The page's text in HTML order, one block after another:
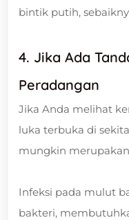
bintik putih,
4. Jika Ada
Peradangan
Jika Anda melihat
luka terbuka di
mungkin
Infeksi pada mulut
bakteri,